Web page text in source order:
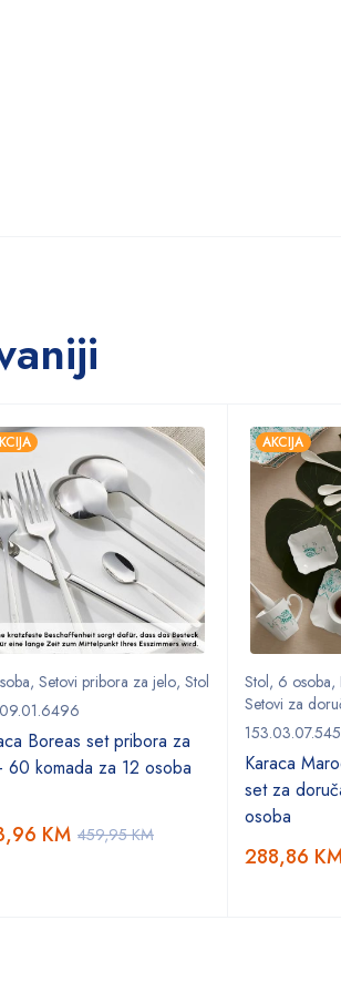
, Setovi pribora za jelo, Stol
Boreas set pribora za
60 komada za 12 osoba
459,95KM
KM
AKCIJA
Stol, 6 osoba,
Setovi za
Karaca
set za
osoba
288,86